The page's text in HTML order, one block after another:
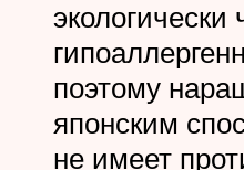
экологически
поэтому
японским
не имеет